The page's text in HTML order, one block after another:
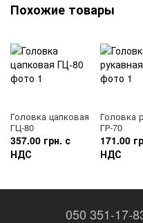
Похожие товары
Головка цапковая
ГЦ-80
357.00 грн. с
НДС
Головка
ГР-70
171.00
НДС
050 351-17-